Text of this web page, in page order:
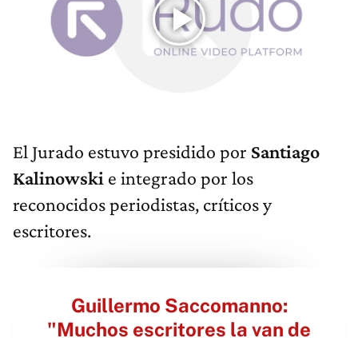
El Jurado estuvo presidido por Santiago
Kalinowski e integrado por los
reconocidos periodistas, críticos y
escritores.
Guillermo Saccomanno:
"Muchos escritores la van de